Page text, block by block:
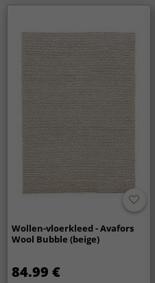
Wollen-vloerkleed - Avafors
Wool Bubble (beige)
84.99 €